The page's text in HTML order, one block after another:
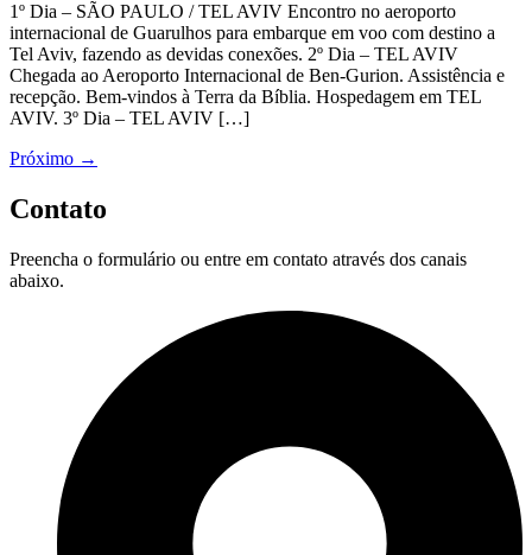
1º Dia – SÃO PAULO / TEL AVIV Encontro no aeroporto
internacional de Guarulhos para embarque em voo com destino a
Tel Aviv, fazendo as devidas conexões. 2º Dia – TEL AVIV
Chegada ao Aeroporto Internacional de Ben-Gurion. Assistência e
recepção. Bem-vindos à Terra da Bíblia. Hospedagem em TEL
AVIV. 3º Dia – TEL AVIV […]
Próximo →
Contato
Preencha o formulário ou entre em contato através dos canais
abaixo.